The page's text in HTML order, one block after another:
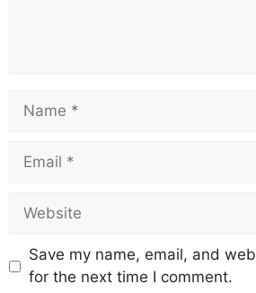
Save my name, email, and
for the next time I comment.